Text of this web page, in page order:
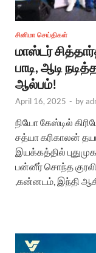
சினிமா செய்திகள்
மாஸ்டர்
பாடி, ஆடி
ஆல்பம்!
April 16, 2025 - by
நியோ கேஸ்டில்
சத்யா கரிகாலன்
இயக்கத்தில்
பன்னீர் சொந்த
,கன்னடம், இந்தி